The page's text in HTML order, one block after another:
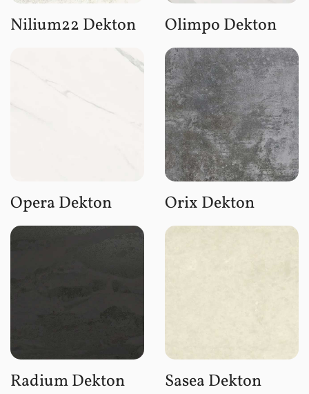
Nilium22 Dekton Olimpo Dekton
Opera Dekton Orix Dekton
Radium Dekton Sasea Dekton